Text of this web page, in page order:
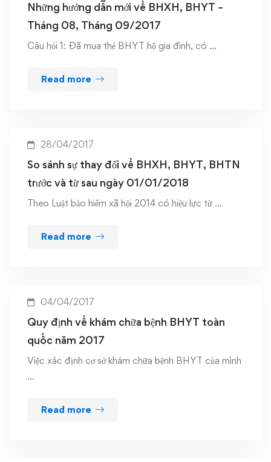
Những hướng dẫn mới về BHXH, BHYT –
Tháng 08, Tháng 09/2017
Câu hỏi 1: Đã mua thẻ BHYT hộ gia đình, có …
Read more
28/04/2017
So sánh sự thay đổi về BHXH, BHYT, BHTN
trước và từ sau ngày 01/01/2018
Theo Luật bảo hiểm xã hội 2014 có hiệu lực từ …
Read more
04/04/2017
Quy định về khám chữa bệnh BHYT toàn
quốc năm 2017
Việc xác định cơ sở khám chữa bệnh BHYT của mình
…
Read more